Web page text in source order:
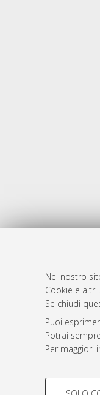
Nel nostro
Cookie e
Se chiudi
Puoi
Potrai
Per maggiori
COOKIE
Atom
Rss 1.0
Rss 2.0